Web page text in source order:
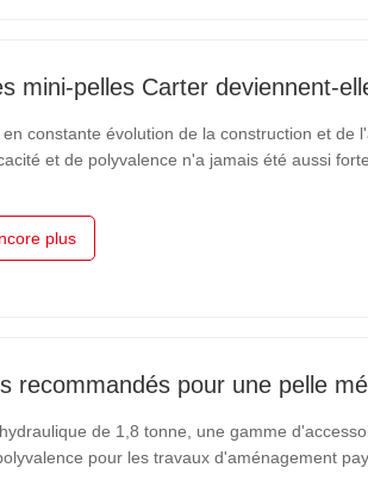
constante évolution de la construction et de
et de polyvalence n'a jamais été aussi
plus
de 1,8 tonne, une gamme
pour les travaux d'aménagement